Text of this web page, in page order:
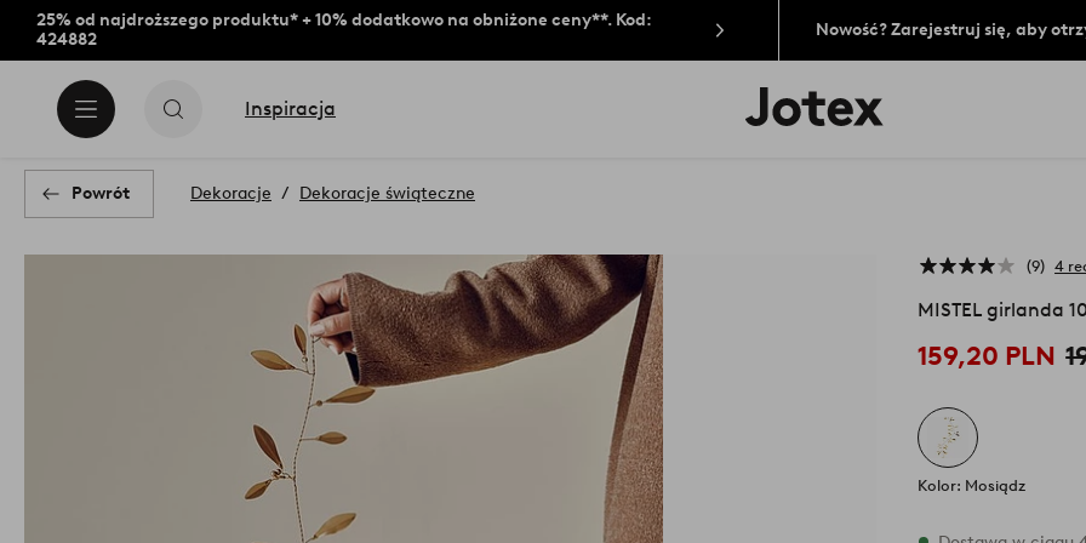
25% od najdroższego produktu* + 10% dodatkowo na obniżone ceny**. Kod:
424882
Nowość? Zarejestruj się, aby
Inspiracja
Logo
Jotex
Powrót Dekoracje Dekoracje świąteczne
9 4
MISTEL girlanda
159,20 PLN
Kolor: Mosiądz